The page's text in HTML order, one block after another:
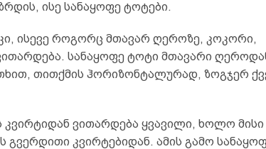
ისე სანაყოფე ტოტები.
ისევე როგორც მთავარ ღეროზე, კოკორი,
სანაყოფე ტოტი მთავარი
თითქმის ჰორიზონტალურად, ზოგჯერ
კვირტიდან ვითარდება ყვავილი, ხოლო მისი
გვერდითი კვირტებიდან. ამის გამო